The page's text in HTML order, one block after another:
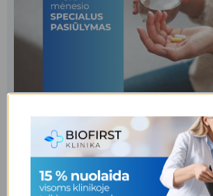
kraujo ištyrimo programa